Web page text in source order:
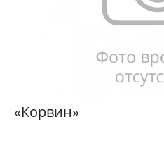
«Корвин»